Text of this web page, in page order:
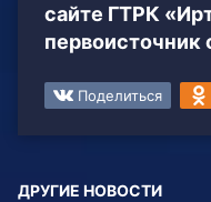
сайте ГТРК
первоисточник
Поделиться
ДРУГИЕ НОВОСТИ